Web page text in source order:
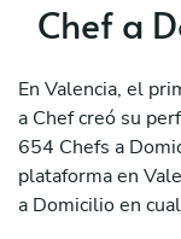
Chef a
En Valencia, el
a Chef creó su
654 Chefs a
plataforma en
a Domicilio en